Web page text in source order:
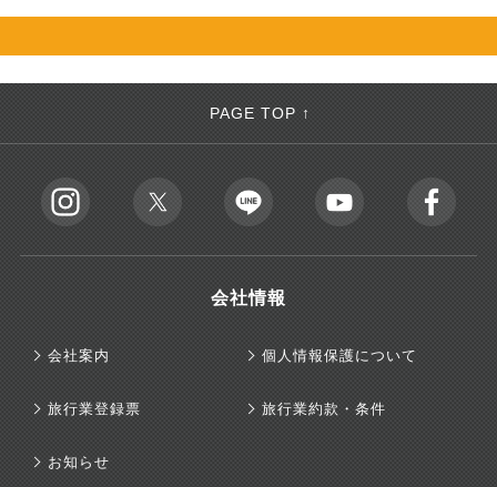
PAGE TOP ↑
会社情報
会社案内 個人情報保護について
旅行業登録票 旅行業約款・条件
お知らせ